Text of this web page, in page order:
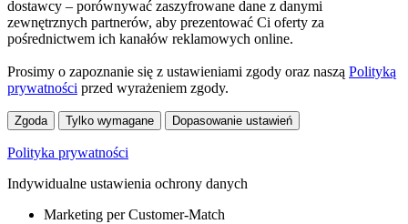
dostawcy – porównywać zaszyfrowane dane z danymi
zewnętrznych partnerów, aby prezentować Ci oferty za
pośrednictwem ich kanałów reklamowych online.
Prosimy o zapoznanie się z ustawieniami zgody oraz naszą Polityką
prywatności przed wyrażeniem zgody.
Zgoda Tylko wymagane Dopasowanie ustawień
Polityka prywatności
Indywidualne ustawienia ochrony danych
Marketing per Customer-Match